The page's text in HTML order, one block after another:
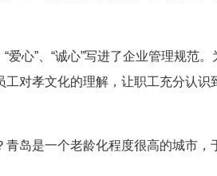
心”、“诚心”写进了企业管理规范
对孝文化的理解，让职工充分认识
是一个老龄化程度很高的城市，